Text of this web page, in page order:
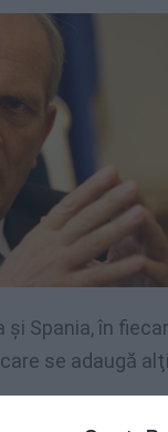
Spania, în
se adaugă